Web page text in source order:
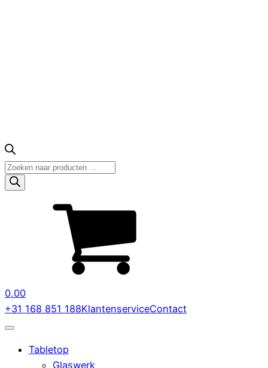
Producten
zoeken
0,00
+31 168 851 188KlantenserviceContact
Tabletop
Glaswerk